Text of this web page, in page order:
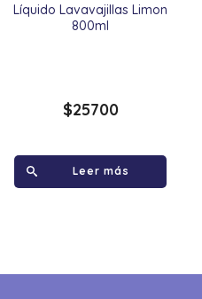
Líquido Lavavajillas Limon
800ml
$25700
Leer más